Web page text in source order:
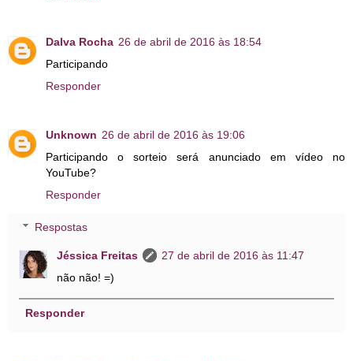
Dalva Rocha 26 de abril de 2016 às 18:54
Participando
Responder
Unknown 26 de abril de 2016 às 19:06
Participando o sorteio será anunciado em vídeo no
YouTube?
Responder
Respostas
Jéssica Freitas
27 de abril de 2016 às 11:47
não não! =)
Responder